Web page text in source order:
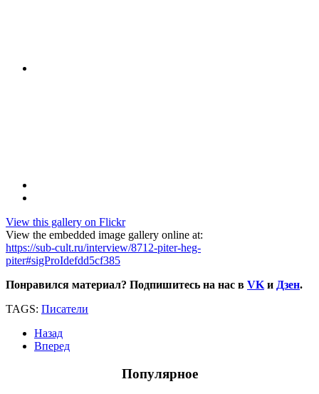
View this gallery on Flickr
View the embedded image gallery online at:
https://sub-cult.ru/interview/8712-piter-heg-
piter#sigProIdefdd5cf385
Понравился материал? Подпишитесь на нас в VKи Дзен.
TAGS: Писатели
Назад
Вперед
Популярное